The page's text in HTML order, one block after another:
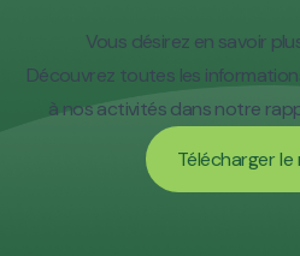
Vous désirez en savoir
Découvrez toutes les
à nos activités dans notre
Télécharger